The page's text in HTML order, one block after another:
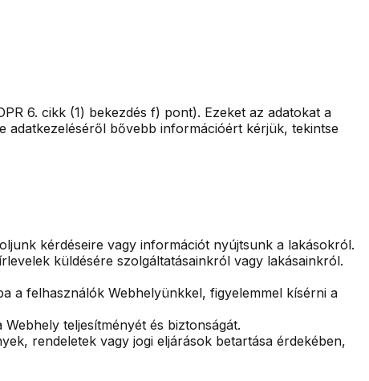
6. cikk (1) bekezdés f) pont). Ezeket az adatokat a
adatkezeléséről bővebb információért kérjük, tekintse
kérdéseire vagy információt nyújtsunk a lakásokról.
küldésére szolgáltatásainkról vagy lakásainkról.
a felhasználók Webhelyünkkel, figyelemmel kísérni a
teljesítményét és biztonságát.
rendeletek vagy jogi eljárások betartása érdekében,